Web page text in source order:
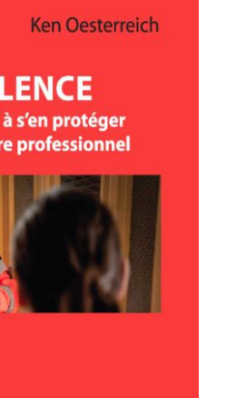
Apprendre à s’en
cadre professionnel